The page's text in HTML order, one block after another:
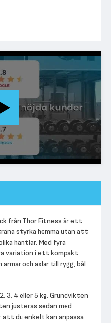
från Thor Fitness är ett
styrka hemma utan att
hantlar. Med fyra
variation i ett kompakt
och axlar till rygg, bål
3, 4 eller 5 kg. Grundvikten
justeras sedan med
du enkelt kan anpassa